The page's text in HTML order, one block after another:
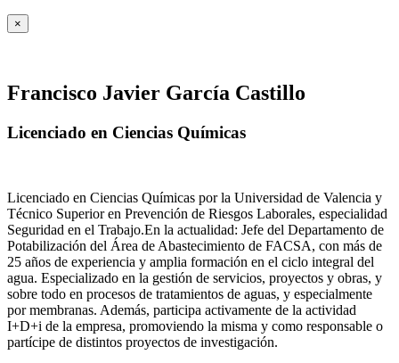
×
Francisco Javier García Castillo
Licenciado en Ciencias Químicas
Licenciado en Ciencias Químicas por la Universidad de Valencia y
Técnico Superior en Prevención de Riesgos Laborales, especialidad
Seguridad en el Trabajo.En la actualidad: Jefe del Departamento de
Potabilización del Área de Abastecimiento de FACSA, con más de
25 años de experiencia y amplia formación en el ciclo integral del
agua. Especializado en la gestión de servicios, proyectos y obras, y
sobre todo en procesos de tratamientos de aguas, y especialmente
por membranas. Además, participa activamente de la actividad
I+D+i de la empresa, promoviendo la misma y como responsable o
partícipe de distintos proyectos de investigación.